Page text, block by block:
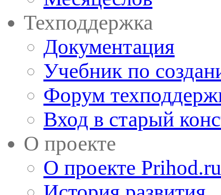
Техподдержка
Документация
Учебник по
Форум
Вход в старый
О проекте
О проекте Prihod.ru